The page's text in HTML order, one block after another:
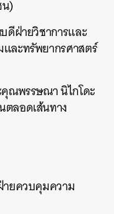
)
ฝ่ายวิชาการและ
ละทรัพยากรศาสตร์
ณพรรษณา นิไกโดะ
ลอดเส้นทาง
ายควบคุมความ